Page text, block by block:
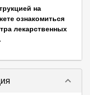
на
ознакомиться
лекарственных
keyboard_arrow_down